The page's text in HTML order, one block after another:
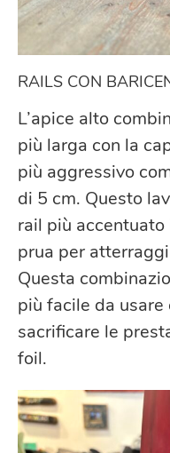
RAILS CON
L’apice alto
più larga con la
più aggressivo
di 5 cm. Questo
rail più
prua per
Questa
più facile da
sacrificare le
foil.